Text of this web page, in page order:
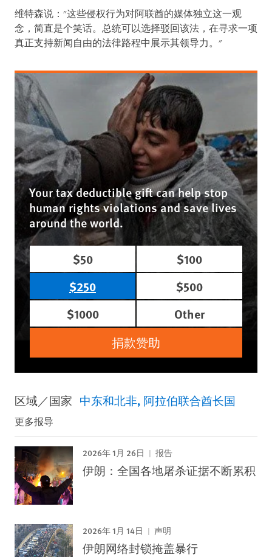
维特森说："这些侵权行为对阿联酋的媒体独立这一观
念，简直是个笑话。总统可以选择驳回该法，在寻求一项
真正支持新闻自由的法律路程中展示其领导力。"
Your tax deductible gift can help stop
human rights violations and save lives
around the world.
$50
$100
$250
$500
$1000
Other
捐款赞助
区域／国家 中东和北非 阿拉伯联合酋长国
更多报导
2026年 1月 26日 报告
伊朗：全国各地屠杀证据不断累积
2026年 1月 14日 声明
伊朗网络封锁掩盖暴行